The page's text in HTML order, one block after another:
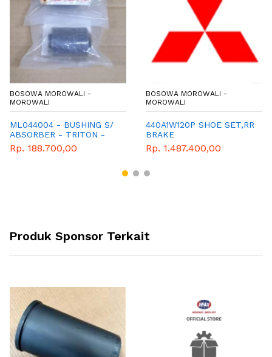
BOSOWA MOROWALI -
MOROWALI
ML044004 - BUSHING S/
ABSORBER - TRITON -
PAJERO
Rp. 188.700,00
BOSOWA MOROWALI -
MOROWALI
440A1W120P SHOE SET,RR
BRAKE
Rp. 1.487.400,00
Produk Sponsor Terkait